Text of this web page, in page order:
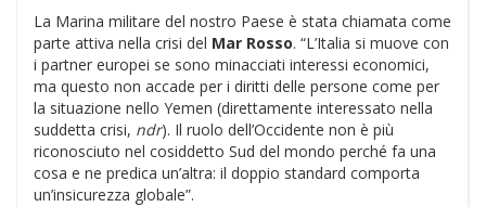
La Marina militare del nostro Paese è stata chiamata come
parte attiva nella crisi del Mar Rosso. “L’Italia si muove con
i partner europei se sono minacciati interessi economici,
ma questo non accade per i diritti delle persone come per
la situazione nello Yemen (direttamente interessato nella
suddetta crisi, ndr). Il ruolo dell’Occidente non è più
riconosciuto nel cosiddetto Sud del mondo perché fa una
cosa e ne predica un’altra: il doppio standard comporta
un’insicurezza globale”.